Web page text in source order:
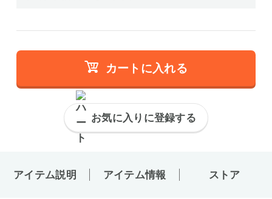
カートに入れる
お気に入りに登録する
アイテム説明 アイテム情報 ストア